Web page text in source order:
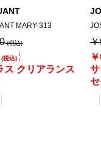
MARY-313
ス クリアランス